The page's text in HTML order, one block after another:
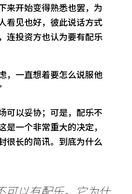
来开始变得熟悉也罢，为
看见也好，彼此说话方式
连投资方也认为要有配乐
，一直想着要怎么说服他
可以妥协；可是，配乐不
是一个非常重大的决定，
很长的简讯。到底为什么